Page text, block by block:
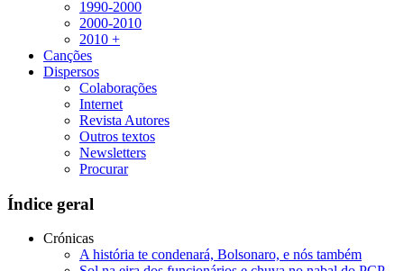
1990-2000
2000-2010
2010 +
Canções
Dispersos
Colaborações
Internet
Revista Autores
Outros textos
Newsletters
Procurar
Índice geral
Crónicas
A história te condenará, Bolsonaro, e nós também